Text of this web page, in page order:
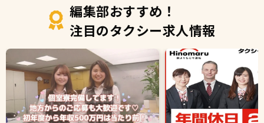
編集部おすすめ！
注目のタクシー求人情報